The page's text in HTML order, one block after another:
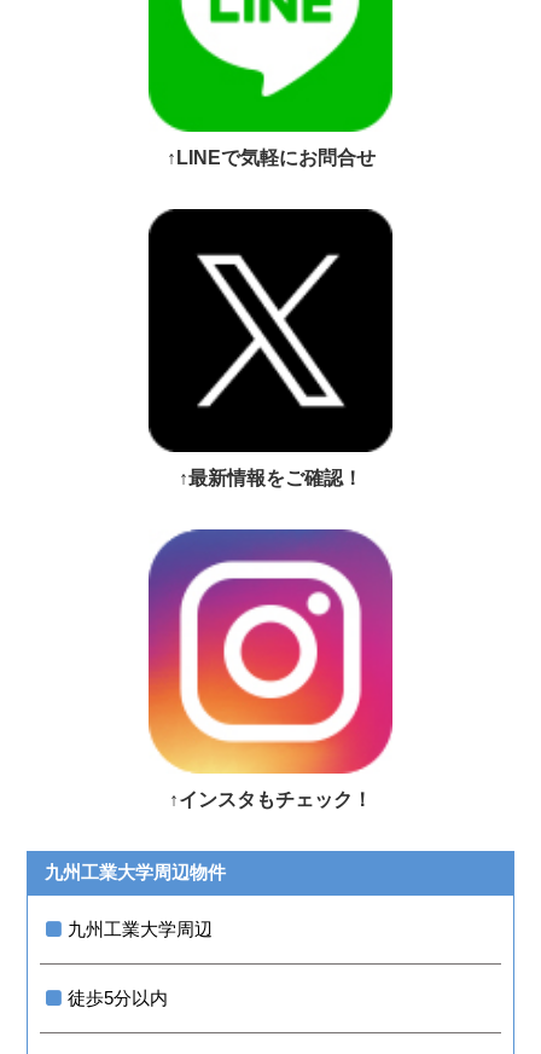
↑LINEで気軽にお問合せ
↑最新情報をご確認！
↑インスタもチェック！
九州工業大学周辺物件
九州工業大学周辺
徒歩5分以内